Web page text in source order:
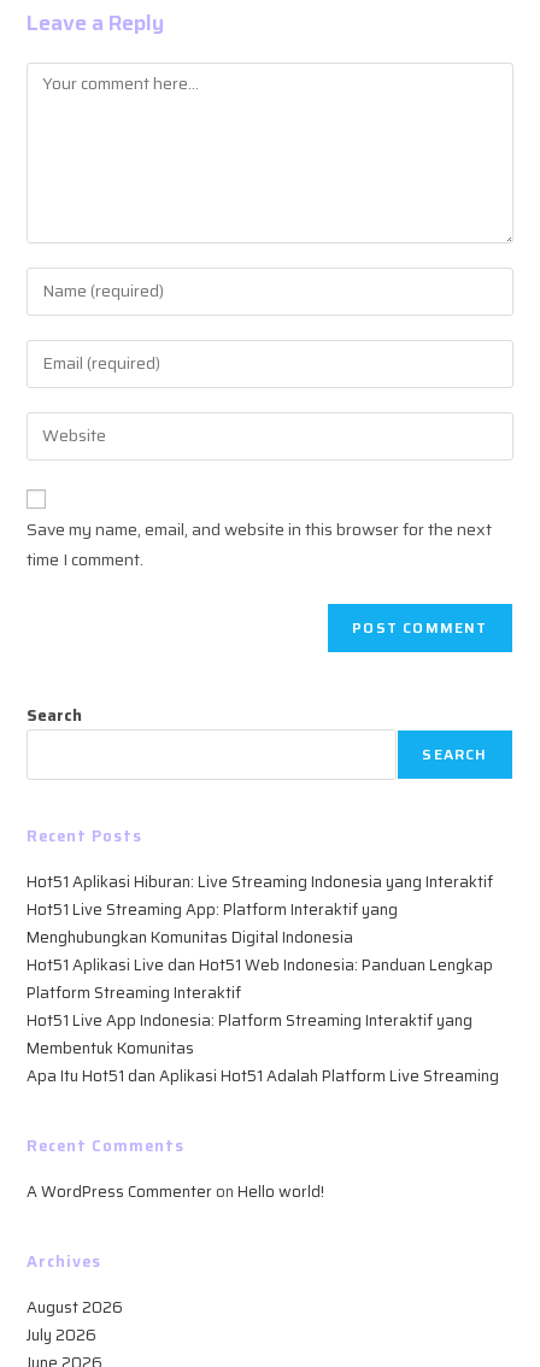
Leave a Reply
Comment
Enter
your
name
comment
Enter
your
email
address
comment
Enter
your
website
URL
(optional)
Save my name, email, and website in this browser for the next
time I comment.
Search
SEARCH
Recent Posts
Hot51 Aplikasi Hiburan: Live Streaming Indonesia yang Interaktif
Hot51 Live Streaming App: Platform Interaktif yang
Menghubungkan Komunitas Digital Indonesia
Hot51 Aplikasi Live dan Hot51 Web Indonesia: Panduan Lengkap
Platform Streaming Interaktif
Hot51 Live App Indonesia: Platform Streaming Interaktif yang
Membentuk Komunitas
Apa Itu Hot51 dan Aplikasi Hot51 Adalah Platform Live Streaming
Recent Comments
A WordPress Commenteron Hello world!
Archives
August 2026
July 2026